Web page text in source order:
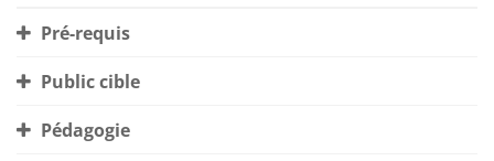
Pré-requis
Public cible
Pédagogie